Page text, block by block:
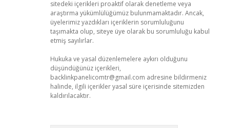
sitedeki içerikleri proaktif olarak denetleme veya
araştırma yükümlülüğümüz bulunmamaktadır. Ancak,
üyelerimiz yazdıkları içeriklerin sorumluluğunu
taşımakta olup, siteye üye olarak bu sorumluluğu kabul
etmiş sayılırlar.
Hukuka ve yasal düzenlemelere aykırı olduğunu
düşündüğünüz içerikleri,
backlinkpanelicomtr@gmail.com adresine bildirmeniz
halinde, ilgili içerikler yasal süre içerisinde sitemizden
kaldırılacaktır.